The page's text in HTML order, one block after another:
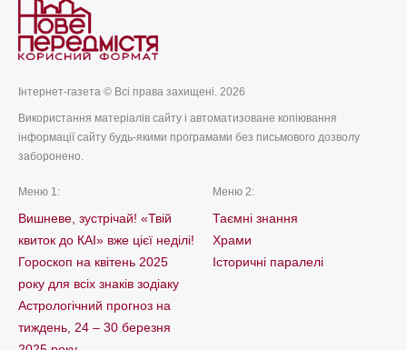
Інтернет-газета © Всі права захищені. 2026
Використання матеріалів сайту і автоматизоване копіювання
інформації сайту будь-якими програмами без письмового дозволу
заборонено.
Меню 1:
Вишневе, зустрічай! «Твій
квиток до КАІ» вже цієї неділі!
Гороскоп на квітень 2025
року для всіх знаків зодіаку
Астрологічний прогноз на
тиждень, 24 – 30 березня
Меню 2:
Таємні знання
Храми
Історичні паралелі